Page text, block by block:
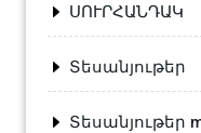
ՍՈՒՐՀԱՆԴԱԿ
Տեսանյութեր
Տեսանյութեր